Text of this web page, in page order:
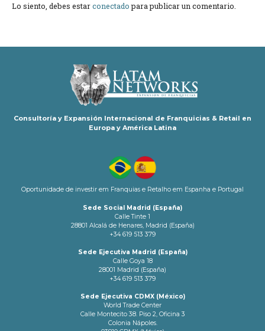
Lo siento, debes estarconectadopara publicar un comentario.
Consultoría y Expansión Internacional de Franquicias & Retail en
Europa y América Latina
Oportunidade de investir em Franquias e Retalho em Espanha e Portugal
Sede Social Madrid (España)
Calle Tinte 1
28801 Alcalá de Henares, Madrid (España)
+34 619 513 379
Sede Ejecutiva Madrid (España)
Calle Goya 18
28001 Madrid (España)
+34 619 513 379
Sede Ejecutiva CDMX (México)
World Trade Center
Calle Montecito 38. Piso 2, Oficina 3
Colonia Nápoles.